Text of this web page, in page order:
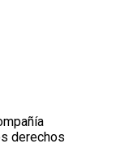
derechos